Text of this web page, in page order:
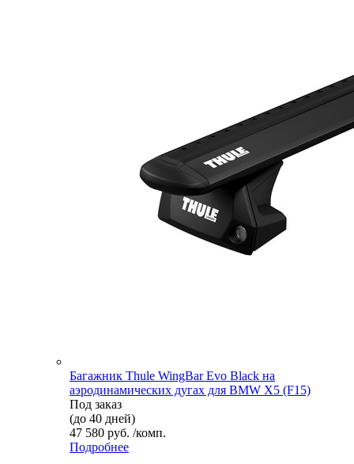
Багажник Thule WingBar Evo Black на
аэродинамических дугах для BMW X5 (F15)
Под заказ
(до 40 дней)
47 580 руб. /комп.
Подробнее